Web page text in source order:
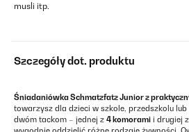
musli itp.
Szczegóły dot. produktu
Śniadaniówka Schmatzfatz Junior z
towarzysz dla dzieci w szkole, przedszkolu lub
dwóm tackom – jednej z 4 komorami i drugiej z